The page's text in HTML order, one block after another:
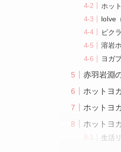
ホッ
loIve
ビク
溶岩
ヨガ
赤羽岩淵
ホットヨ
ホットヨ
ホットヨ
生活